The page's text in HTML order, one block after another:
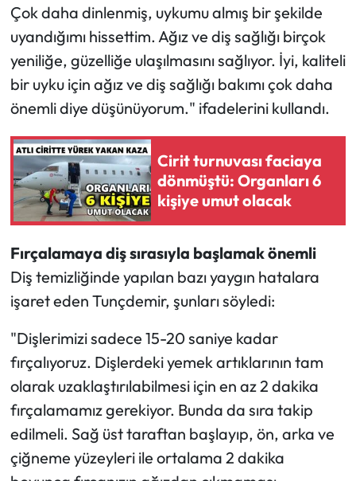
Çok daha dinlenmiş, uykumu almış bir şekilde
uyandığımı hissettim. Ağız ve diş sağlığı birçok
yeniliğe, güzelliğe ulaşılmasını sağlıyor. İyi, kaliteli
bir uyku için ağız ve diş sağlığı bakımı çok daha
önemli diye düşünüyorum." ifadelerini kullandı.
Cirit turnuvası faciaya
dönmüştü: Organları 6
kişiye umut olacak
Fırçalamaya diş sırasıyla başlamak önemli
Diş temizliğinde yapılan bazı yaygın hatalara
işaret eden Tunçdemir, şunları söyledi:
"Dişlerimizi sadece 15-20 saniye kadar
fırçalıyoruz. Dişlerdeki yemek artıklarının tam
olarak uzaklaştırılabilmesi için en az 2 dakika
fırçalamamız gerekiyor. Bunda da sıra takip
edilmeli. Sağ üst taraftan başlayıp, ön, arka ve
çiğneme yüzeyleri ile ortalama 2 dakika